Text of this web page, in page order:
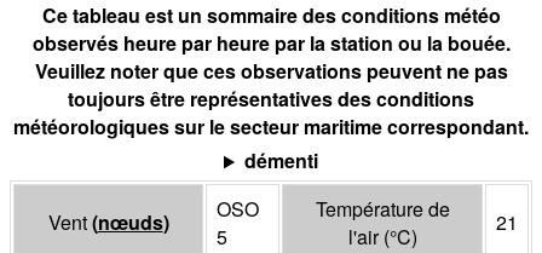
Ce tableau est un sommaire des conditions météo
observés heure par heure par la station ou la bouée.
Veuillez noter que ces observations peuvent ne pas
toujours être représentatives des conditions
météorologiques sur le secteur maritime correspondant.
démenti
Vent(nœuds)
OSO
5
Température de
l'air(°C)
21